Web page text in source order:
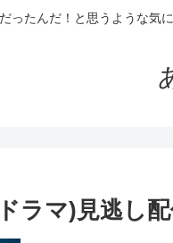
ったんだ！と思うような気
ラマ)見逃し